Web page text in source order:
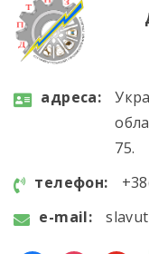
aдресa:
75.
телефон:
e-mail: